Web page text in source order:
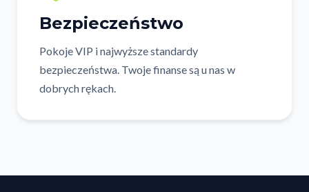
Bezpieczeństwo
Pokoje VIP i najwyższe standardy
bezpieczeństwa. Twoje finanse są u nas w
dobrych rękach.